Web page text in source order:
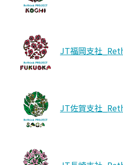
JT福岡支社
JT佐賀支社